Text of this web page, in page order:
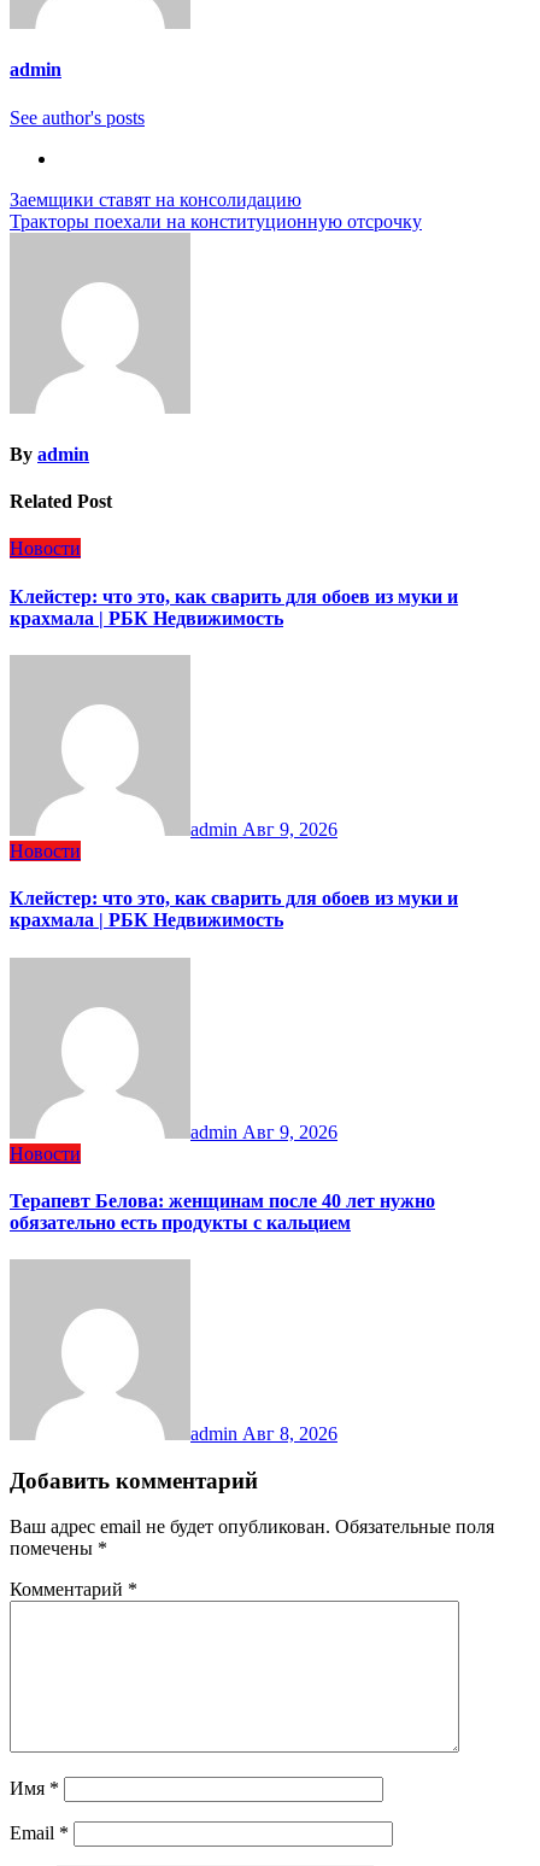
admin
See author's posts
Навигация
по
Заемщики ставят на консолидацию
Тракторы поехали на конституционную отсрочку
By admin
Related Post
Новости
Клейстер: что это, как сварить для обоев из муки и
крахмала | РБК Недвижимость
admin Авг 9, 2026
Новости
Клейстер: что это, как сварить для обоев из муки и
крахмала | РБК Недвижимость
admin Авг 9, 2026
Новости
Терапевт Белова: женщинам после 40 лет нужно
обязательно есть продукты с кальцием
admin Авг 8, 2026
Добавить комментарий
Ваш адрес email не будет опубликован. Обязательные поля
помечены *
Комментарий *
Имя *
Email *